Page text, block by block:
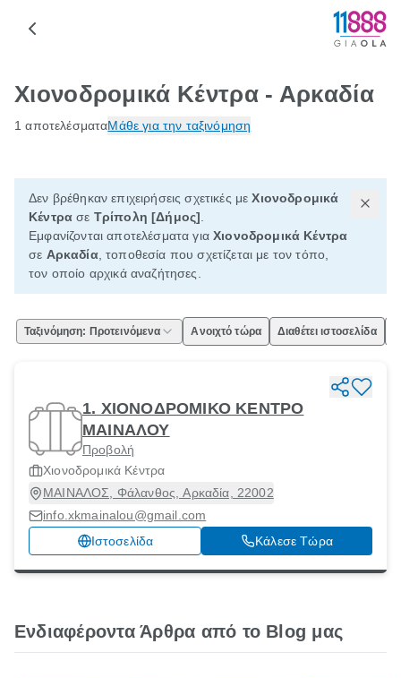
Χιονοδρομικά Κέντρα - Αρκαδία
1 αποτελέσματαΜάθε για την ταξινόμηση
Δεν βρέθηκαν επιχειρήσεις σχετικές μεΧιονοδρομικά
Κέντρα σε Τρίπολη [Δήμος]
Εμφανίζονται αποτελέσματα γιαΧιονοδρομικά Κέντρα
σε Αρκαδία, τοποθεσία που σχετίζεται με τον τόπο,
τον οποίο αρχικά αναζήτησες.
Ταξινόμηση: Προτεινόμενα Ανοιχτό τώρα Διαθέτει ιστοσελίδα
1. ΧΙΟΝΟΔΡΟΜΙΚΟ ΚΕΝΤΡΟ
ΜΑΙΝΑΛΟΥ
Προβολή
Χιονοδρομικά Κέντρα
ΜΑΙΝΑΛΟΣ, Φάλανθος, Αρκαδία, 22002
info.xkmainalou@gmail.com
Ιστοσελίδα
Κάλεσε Τώρα
Ενδιαφέροντα Άρθρα από το Blog μας